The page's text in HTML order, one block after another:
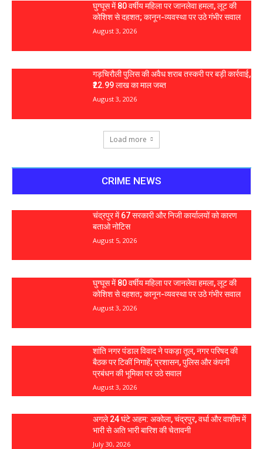
घुग्घूस में 80 वर्षीय महिला पर जानलेवा हमला, लूट की
कोशिश से दहशत; कानून-व्यवस्था पर उठे गंभीर सवाल
August 3, 2026
गड़चिरौली पुलिस की अवैध शराब तस्करी पर बड़ी कार्रवाई,
₹22.99 लाख का माल जब्त
August 3, 2026
Load more
CRIME NEWS
चंद्रपुर में 67 सरकारी और निजी कार्यालयों को कारण
बताओ नोटिस
August 5, 2026
घुग्घूस में 80 वर्षीय महिला पर जानलेवा हमला, लूट की
कोशिश से दहशत; कानून-व्यवस्था पर उठे गंभीर सवाल
August 3, 2026
शांति नगर पंडाल विवाद ने पकड़ा तूल, नगर परिषद की
बैठक पर टिकीं निगाहें; प्रशासन, पुलिस और कंपनी
प्रबंधन की भूमिका पर उठे सवाल
August 3, 2026
अगले 24 घंटे अहम: अकोला, चंद्रपुर, वर्धा और वाशीम में
भारी से अति भारी बारिश की चेतावनी
July 30, 2026